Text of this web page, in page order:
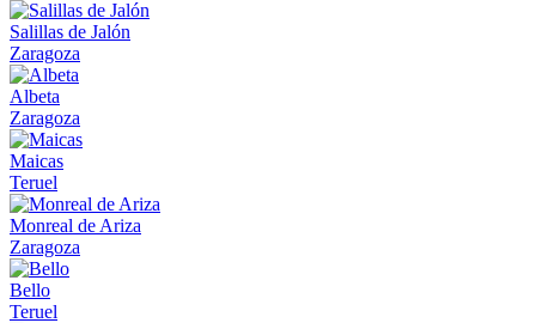
Salillas de Jalón
Zaragoza
Albeta
Zaragoza
Maicas
Teruel
Monreal de Ariza
Zaragoza
Bello
Teruel